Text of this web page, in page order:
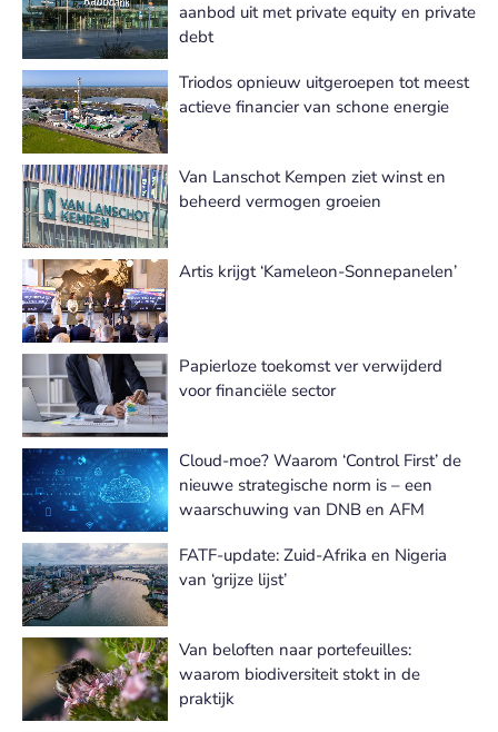
aanbod uit met private equity en private
debt
Triodos opnieuw uitgeroepen tot meest
actieve financier van schone energie
Van Lanschot Kempen ziet winst en
beheerd vermogen groeien
Artis krijgt ‘Kameleon-Sonnepanelen’
Papierloze toekomst ver verwijderd
voor financiële sector
Cloud-moe? Waarom ‘Control First’ de
nieuwe strategische norm is – een
waarschuwing van DNB en AFM
FATF-update: Zuid-Afrika en Nigeria
van ‘grijze lijst’
Van beloften naar portefeuilles:
waarom biodiversiteit stokt in de
praktijk